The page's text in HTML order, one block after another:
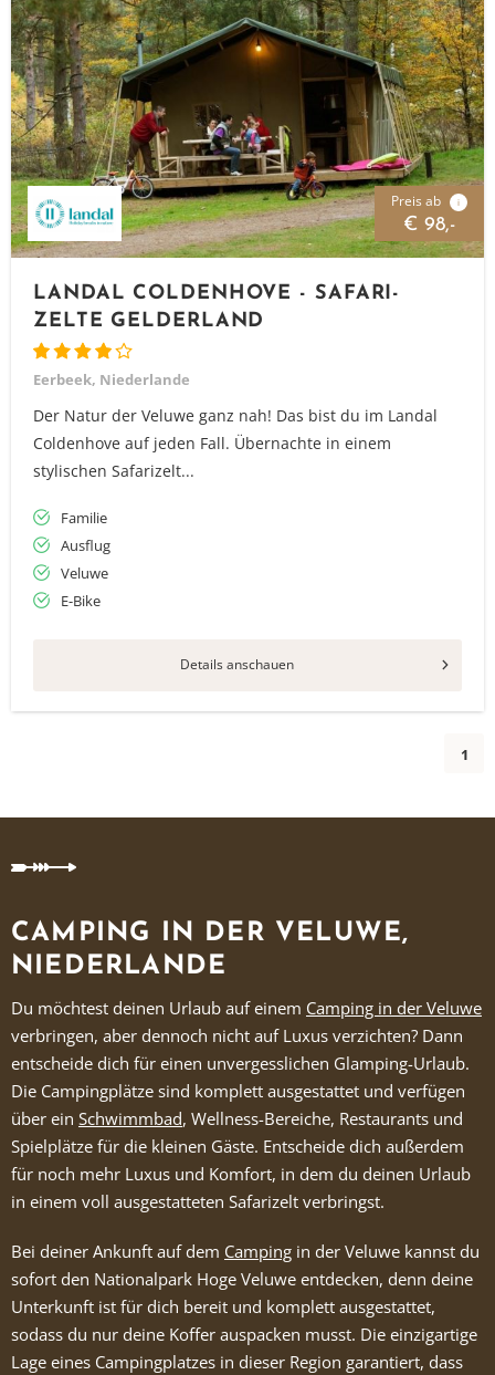
Preis ab i
€ 98,-
LANDAL COLDENHOVE - SAFARI-
ZELTE GELDERLAND
Eerbeek, Niederlande
Der Natur der Veluwe ganz nah! Das bist du im Landal
Coldenhove auf jeden Fall. Übernachte in einem
stylischen Safarizelt...
Familie
Ausflug
Veluwe
E-Bike
Details anschauen
1
CAMPING IN DER VELUWE,
NIEDERLANDE
Du möchtest deinen Urlaub auf einem Camping in der Veluwe
verbringen, aber dennoch nicht auf Luxus verzichten? Dann
entscheide dich für einen unvergesslichen Glamping-Urlaub.
Die Campingplätze sind komplett ausgestattet und verfügen
über ein Schwimmbad, Wellness-Bereiche, Restaurants und
Spielplätze für die kleinen Gäste. Entscheide dich außerdem
für noch mehr Luxus und Komfort, in dem du deinen Urlaub
in einem voll ausgestatteten Safarizelt verbringst.
Bei deiner Ankunft auf dem Camping in der Veluwe kannst du
sofort den Nationalpark Hoge Veluwe entdecken, denn deine
Unterkunft ist für dich bereit und komplett ausgestattet,
sodass du nur deine Koffer auspacken musst. Die einzigartige
Lage eines Campingplatzes in dieser Region garantiert, dass